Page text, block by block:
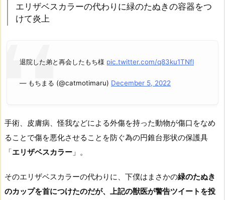
エリザベスカラーの代わりに緑のたぬきの容器をつ
けて炎上
退院した弟と再会したもち様 pic.twitter.com/q83ku1TNfl
— もちまる (@catmotimaru) December 5, 2022
手術、皮膚病、怪我などによる外傷を持った動物が傷口をなめ
ることで傷を悪化させることを防ぐ為の円錐台形状の保護具
「エリザベスカラー 」。
そのエリザベスカラーの代わりに、下僕はまさかの緑のたぬき
のカップを首につけたのだが、上記の獣医が警告ツイートを投